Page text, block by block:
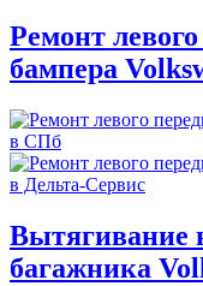
Ремонт
бампера
багажника